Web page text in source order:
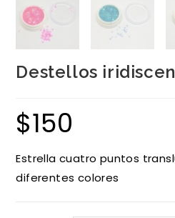
Destellos
$150
Estrella cuatro puntos
diferentes colores